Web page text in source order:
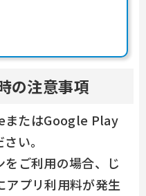
の注意事項
またはGoogle Play
い。
ご利用の場合、じ
アプリ利用料が発生